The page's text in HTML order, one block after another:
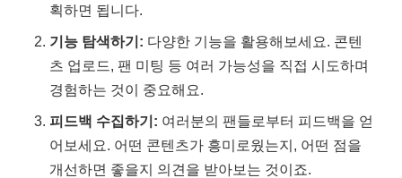
획하면 됩니다.
기능 탐색하기: 다양한 기능을 활용해보세요. 콘텐
츠 업로드, 팬 미팅 등 여러 가능성을 직접 시도하며
경험하는 것이 중요해요.
피드백 수집하기: 여러분의 팬들로부터 피드백을 얻
어보세요. 어떤 콘텐츠가 흥미로웠는지, 어떤 점을
개선하면 좋을지 의견을 받아보는 것이죠.